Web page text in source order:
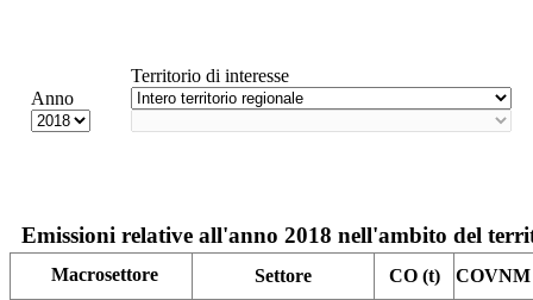
Anno
Territorio di interesse
Emissioni relative all'anno 2018 nell'ambito del
Macrosettore Settore CO (t)
COVNM